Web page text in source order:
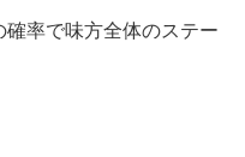
率で味方全体のステー